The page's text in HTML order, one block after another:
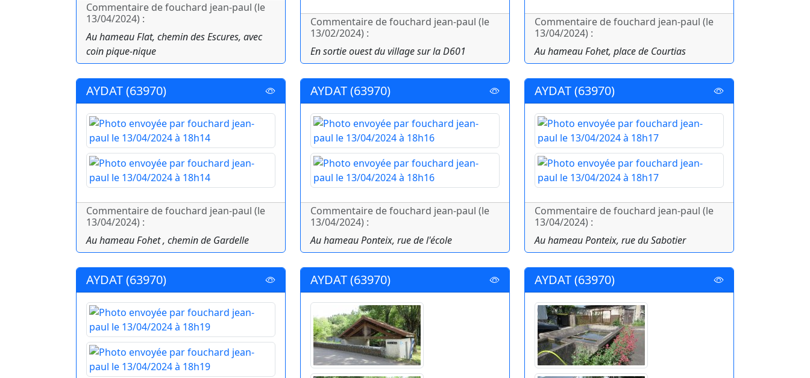
Commentaire de fouchard jean-paul (le
13/04/2024) :
Au hameau Flat, chemin des Escures, avec
coin pique-nique
Commentaire de fouchard jean-paul (le
13/02/2024) :
En sortie ouest du village sur la D601
Commentaire de fouchard jean-paul (le
13/04/2024) :
Au hameau Fohet, place de Courtias
AYDAT (63970)
Commentaire de fouchard jean-paul (le
13/04/2024) :
Au hameau Fohet , chemin de Gardelle
AYDAT (63970)
Commentaire de fouchard jean-paul (le
13/04/2024) :
Au hameau Ponteix, rue de l'école
AYDAT (63970)
Commentaire de fouchard jean-paul (le
13/04/2024) :
Au hameau Ponteix, rue du Sabotier
AYDAT (63970) AYDAT (63970) AYDAT (63970)